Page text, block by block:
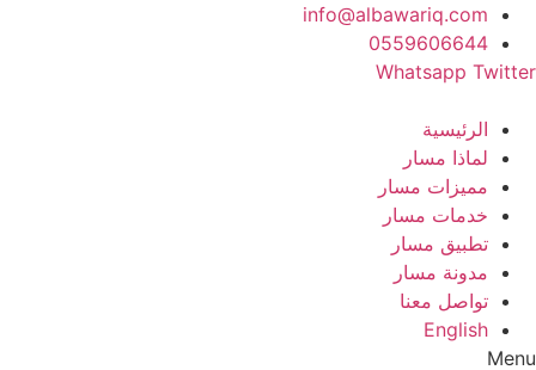
Skip
content
info@albawariq.com
0559606644
Whatsapp Twitter
الرئيسية
لماذا مسار
مميزات مسار
خدمات مسار
تطبيق مسار
مدونة مسار
تواصل معنا
English
Menu